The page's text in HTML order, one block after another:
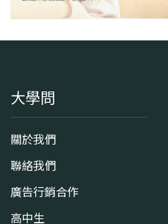
大學問
關於我們
聯絡我們
廣告行銷合作
高中生